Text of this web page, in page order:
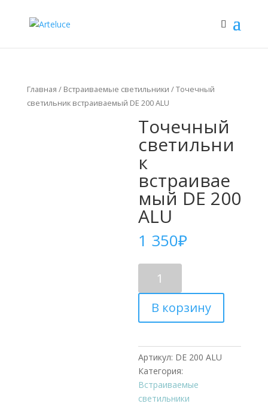
товаров
Главная / Встраиваемые светильники / Точечный
светильник встраиваемый DE 200 ALU
Точечный
светильни
к
встраивае
мый DE 200
ALU
1 350₽
Точечный
светильник
встраиваемый
DE
ALU
В корзину
Артикул: DE 200 ALU
Категория:
Встраиваемые
светильники